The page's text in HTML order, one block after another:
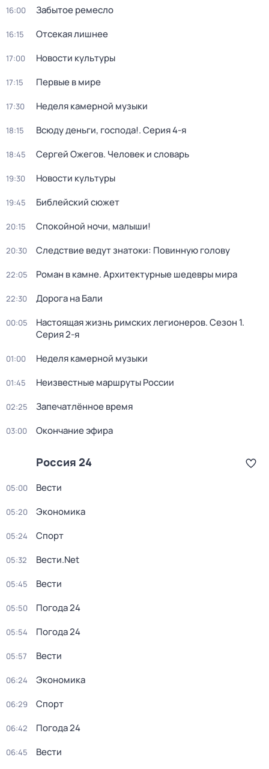
16:00 Забытое ремесло
16:15 Отсекая лишнее
17:00 Новости культуры
17:15 Первые в мире
17:30 Неделя камерной музыки
18:15 Всюду деньги, господа!. Серия 4-я
18:45 Сергей Ожегов. Человек и словарь
19:30 Новости культуры
19:45 Библейский сюжет
20:15 Спокойной ночи, малыши!
20:30 Следствие ведут знатоки: Повинную голову
22:05 Роман в камне. Архитектурные шедевры мира
22:30 Дорога на Бали
00:05 Настоящая жизнь римских легионеров. Сезон 1.
Серия 2-я
01:00 Неделя камерной музыки
01:45 Неизвестные маршруты России
02:25 Запечатлённое время
03:00 Окончание эфира
Россия 24
05:00 Вести
05:20 Экономика
05:24 Спорт
05:32 Вести.Net
05:45 Вести
05:50 Погода 24
05:54 Погода 24
05:57 Вести
06:24 Экономика
06:29 Спорт
06:42 Погода 24
06:45 Вести